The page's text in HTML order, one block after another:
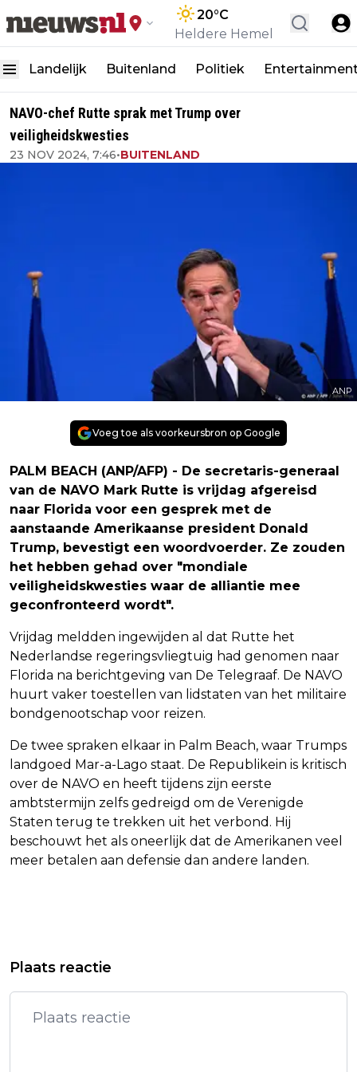
20°C
Heldere Hemel
Landelijk Buitenland Politiek
NAVO-chef Rutte sprak met Trump over
veiligheidskwesties
23 NOV 2024, 7:46•BUITENLAND
ANP
Voeg toe als voorkeursbron op Google
PALM BEACH (ANP/AFP) - De secretaris-generaal
van de NAVO Mark Rutte is vrijdag afgereisd
naar Florida voor een gesprek met de
aanstaande Amerikaanse president Donald
Trump, bevestigt een woordvoerder. Ze zouden
het hebben gehad over "mondiale
veiligheidskwesties waar de alliantie mee
geconfronteerd wordt".
Vrijdag meldden ingewijden al dat Rutte het
Nederlandse regeringsvliegtuig had genomen naar
Florida na berichtgeving van De Telegraaf. De NAVO
huurt vaker toestellen van lidstaten van het militaire
bondgenootschap voor reizen.
De twee spraken elkaar in Palm Beach, waar Trumps
landgoed Mar-a-Lago staat. De Republikein is kritisch
over de NAVO en heeft tijdens zijn eerste
ambtstermijn zelfs gedreigd om de Verenigde
Staten terug te trekken uit het verbond. Hij
beschouwt het als oneerlijk dat de Amerikanen veel
meer betalen aan defensie dan andere landen.
NORRIS IN KWALIFICATIE GP LAS
TRADITIONELE KRUIDNOOT WEER
POPULAIRST DOOR HOGE
CACAOPRIJS
Plaats reactie